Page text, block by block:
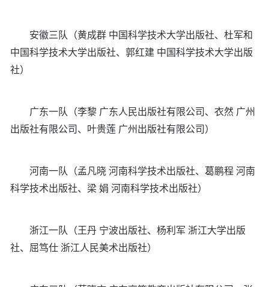
安徽三队（黄成群 中国科学技术大学出版社、杜军和
中国科学技术大学出版社、郭红建 中国科学技术大学出版
社）
广东一队（李黎 广东人民出版社有限公司、衣然 广州
出版社有限公司、叶贵莲 广州出版社有限公司）
河南一队（孟凡晓 河南科学技术出版社、葛鹏程 河南
科学技术出版社、梁 娟 河南科学技术出版社）
浙江一队（王丹 宁波出版社、杨利军 浙江大学出版
社、屈笃仕 浙江人民美术出版社）